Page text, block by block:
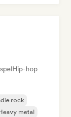
Hip-hop
rock
metal